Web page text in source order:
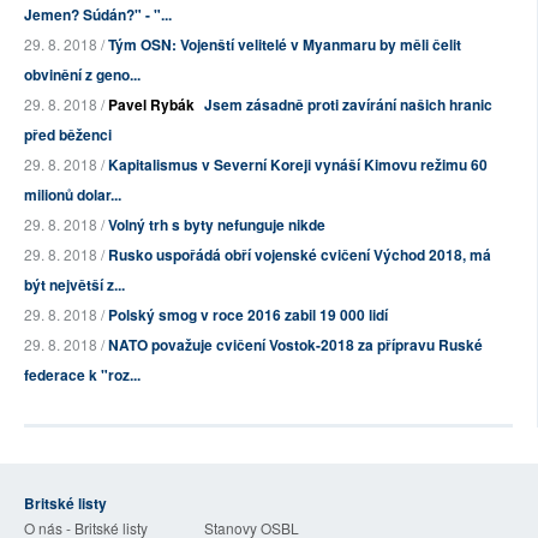
Jemen? Súdán?" - "...
29. 8. 2018 /Tým OSN: Vojenští velitelé v Myanmaru by měli čelit
obvinění z geno...
29. 8. 2018 /Pavel Rybák Jsem zásadně proti zavírání našich hranic
před běženci
29. 8. 2018 /Kapitalismus v Severní Koreji vynáší Kimovu režimu 60
milionů dolar...
29. 8. 2018 /Volný trh s byty nefunguje nikde
29. 8. 2018 /Rusko uspořádá obří vojenské cvičení Východ 2018, má
být největší z...
29. 8. 2018 /Polský smog v roce 2016 zabil 19 000 lidí
29. 8. 2018 /NATO považuje cvičení Vostok-2018 za přípravu Ruské
federace k "roz...
Britské listy
O nás - Britské listy Stanovy OSBL